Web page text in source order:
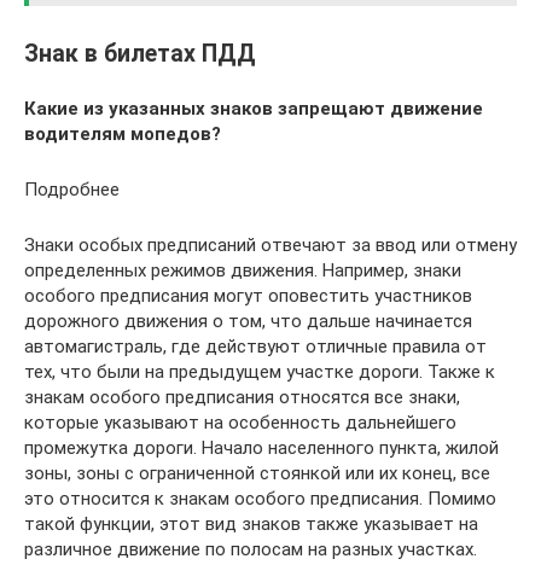
Знак в билетах ПДД
Какие из указанных знаков запрещают движение
водителям мопедов?
Подробнее
Знаки особых предписаний отвечают за ввод или отмену
определенных режимов движения. Например, знаки
особого предписания могут оповестить участников
дорожного движения о том, что дальше начинается
автомагистраль, где действуют отличные правила от
тех, что были на предыдущем участке дороги. Также к
знакам особого предписания относятся все знаки,
которые указывают на особенность дальнейшего
промежутка дороги. Начало населенного пункта, жилой
зоны, зоны с ограниченной стоянкой или их конец, все
это относится к знакам особого предписания. Помимо
такой функции, этот вид знаков также указывает на
различное движение по полосам на разных участках.